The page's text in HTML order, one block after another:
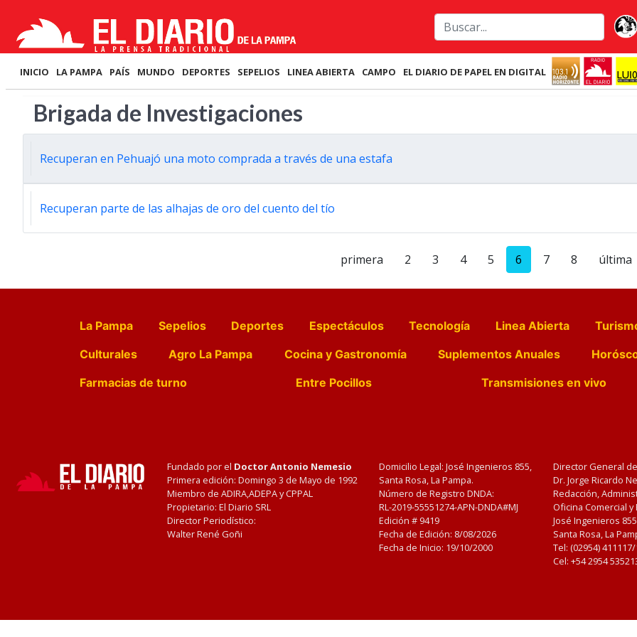
INICIO LA PAMPA PAÍS MUNDO DEPORTES SEPELIOS LINEA ABIERTA CAMPO EL DIARIO DE PAPEL EN DIGITAL
Brigada de Investigaciones
Recuperan en Pehuajó una moto comprada a través de una estafa
Recuperan parte de las alhajas de oro del cuento del tío
primera 2 3 4 5 6 7 8 última
La Pampa Sepelios Deportes Espectáculos Tecnología Linea Abierta
Culturales
Agro La Pampa Cocina y Gastronomía Suplementos Anuales
Farmacias de turno
Entre Pocillos Transmisiones en vivo
Fundado por el Doctor Antonio Nemesio
Primera edición: Domingo 3 de Mayo de 1992
Miembro de ADIRA,ADEPA y CPPAL
Propietario: El Diario SRL
Director Periodístico:
Walter René Goñi
Domicilio Legal: José Ingenieros 855,
Santa Rosa, La Pampa.
Número de Registro DNDA:
RL-2019-55551274-APN-DNDA#MJ
Edición # 9419
Fecha de Edición: 8/08/2026
Fecha de Inicio: 19/10/2000
Director General
Dr. Jorge Ricardo
Redacción,
Oficina Comercial
José Ingenieros
Santa Rosa, La
Tel: (02954)
Cel: +54 2954